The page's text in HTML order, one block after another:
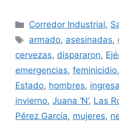
Categorías
Corredor Industrial,
Etiquetas
armado, asesinadas,
cervezas, dispararon,
emergencias, feminicidio,
Estado, hombres,
invierno, Juana ‘N’, Las
Pérez García, mujeres,